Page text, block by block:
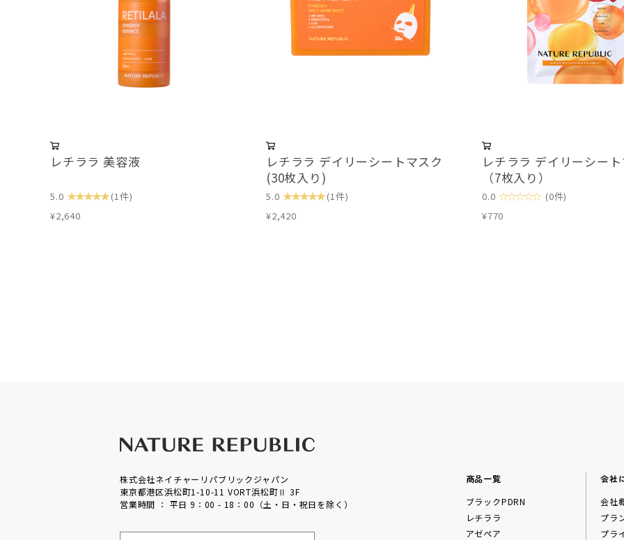
レチララ 美容液
5.0 ★★★★★(1件)
¥2,640
レチララ デイリーシートマスク
(30枚入り)
5.0 ★★★★★(1件)
¥2,420
レチララ デイリーシー
（7枚入り）
0.0 ☆☆☆☆☆ (0件)
¥770
株式会社ネイチャーリパブリックジャパン
東京都港区浜松町1-10-11 VORT浜松町Ⅱ 3F
営業時間 ： 平日 9：00 - 18：00（土・日・祝日を除く）
商品一覧
ブラックPDRN
レチララ
アゼペア
会社
会社
プラ
プラ